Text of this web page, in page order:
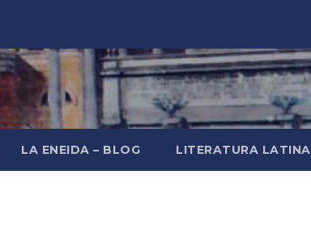
LA ENEIDA – BLOG LITERATURA LATINA